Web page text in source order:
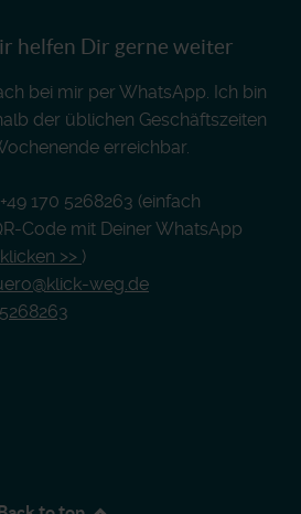
helfen Dir gerne weiter
bei mir per WhatsApp. Ich bin
der üblichen Geschäftszeiten
erreichbar.
170 5268263 (einfach
Code mit Deiner WhatsApp
>> )
weg.de